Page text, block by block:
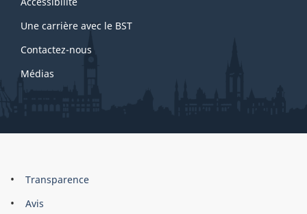
site
Une carrière avec le BST
Contactez-nous
Médias
About
this
Brand
Transparence
Avis